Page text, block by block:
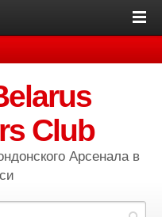
Club
Арсенала в